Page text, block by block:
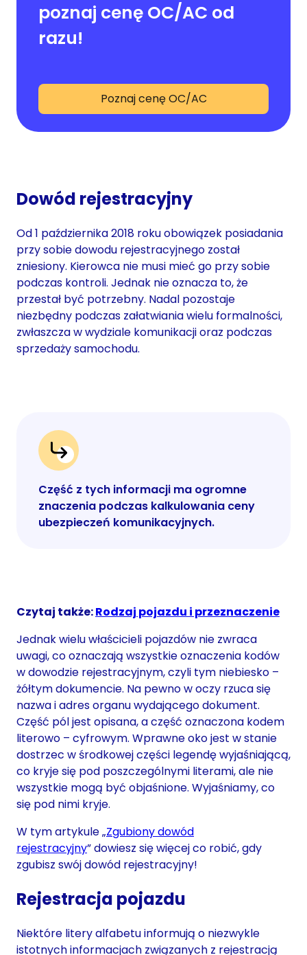
poznaj cenę OC/AC od
razu!
Poznaj cenę OC/AC
Dowód rejestracyjny
Od 1 października 2018 roku obowiązek posiadania
przy sobie dowodu rejestracyjnego został
zniesiony. Kierowca nie musi mieć go przy sobie
podczas kontroli. Jednak nie oznacza to, że
przestał być potrzebny. Nadal pozostaje
niezbędny podczas załatwiania wielu formalności,
zwłaszcza w wydziale komunikacji oraz podczas
sprzedaży samochodu.
Część z tych informacji ma ogromne
znaczenia podczas kalkulowania ceny
ubezpieczeń komunikacyjnych.
Czytaj także:Rodzaj pojazdu i przeznaczenie
Jednak wielu właścicieli pojazdów nie zwraca
uwagi, co oznaczają wszystkie oznaczenia kodów
w dowodzie rejestracyjnym, czyli tym niebiesko –
żółtym dokumencie. Na pewno w oczy rzuca się
nazwa i adres organu wydającego dokument.
Część pól jest opisana, a część oznaczona kodem
literowo – cyfrowym. Wprawne oko jest w stanie
dostrzec w środkowej części legendę wyjaśniającą,
co kryje się pod poszczególnymi literami, ale nie
wszystkie mogą być objaśnione. Wyjaśniamy, co
się pod nimi kryje.
W tym artykule „Zgubiony dowód
rejestracyjny” dowiesz się więcej co robić, gdy
zgubisz swój dowód rejestracyjny!
Rejestracja pojazdu
Niektóre litery alfabetu informują o niezwykle
istotnych informacjach związanych z rejestracją